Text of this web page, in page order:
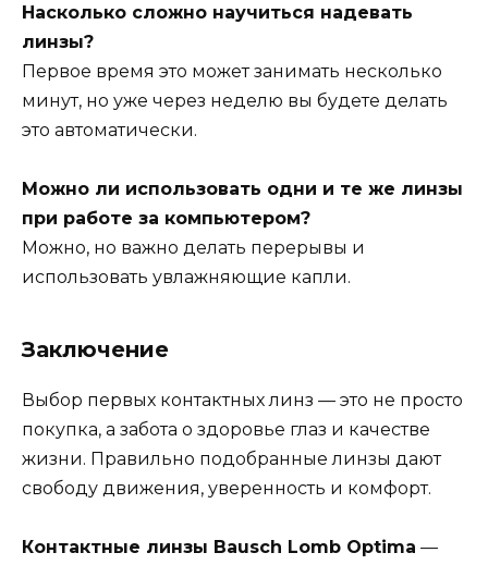
Насколько сложно научиться надевать
линзы?
Первое время это может занимать несколько
минут, но уже через неделю вы будете делать
это автоматически.
Можно ли использовать одни и те же линзы
при работе за компьютером?
Можно, но важно делать перерывы и
использовать увлажняющие капли.
Заключение
Выбор первых контактных линз — это не просто
покупка, а забота о здоровье глаз и качестве
жизни. Правильно подобранные линзы дают
свободу движения, уверенность и комфорт.
Контактные линзы Bausch Lomb Optima —